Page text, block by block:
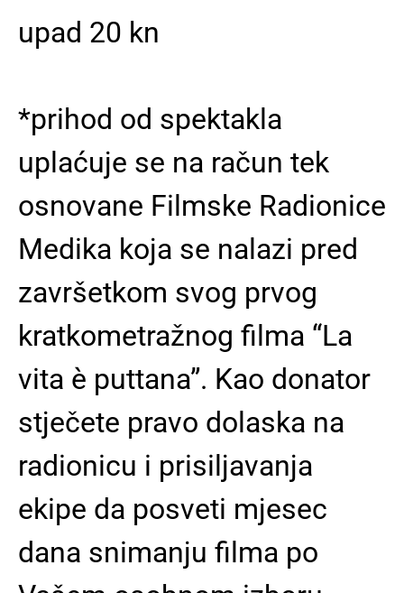
upad 20 kn
*prihod od spektakla
uplaćuje se na račun tek
osnovane Filmske Radionice
Medika koja se nalazi pred
završetkom svog prvog
kratkometražnog filma “La
vita è puttana”. Kao donator
stječete pravo dolaska na
radionicu i prisiljavanja
ekipe da posveti mjesec
dana snimanju filma po